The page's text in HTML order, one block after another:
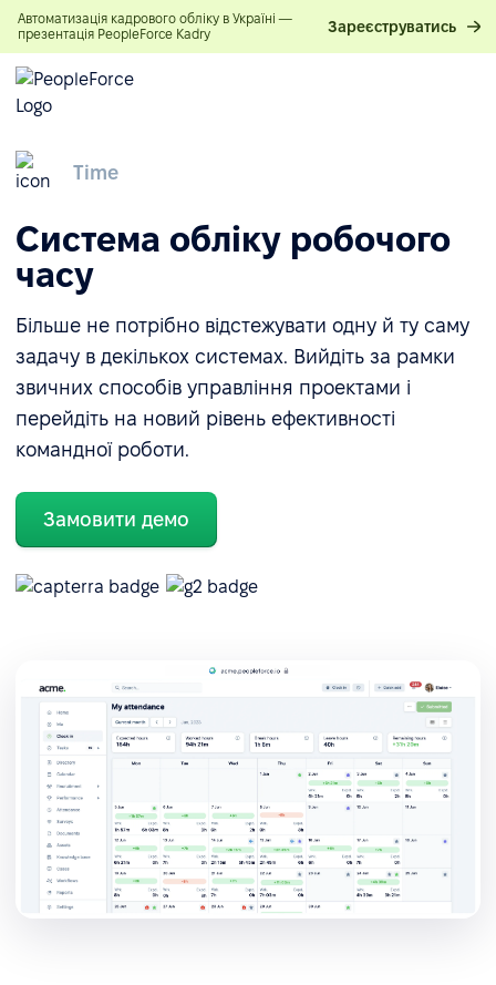
Автоматизація кадрового обліку в Україні —
презентація PeopleForce Kadry
Зареєструватись
Time
Система обліку робочого
часу
Більше не потрібно відстежувати одну й ту саму
задачу в декількох системах. Вийдіть за рамки
звичних способів управління проектами і
перейдіть на новий рівень ефективності
командної роботи.
Замовити демо